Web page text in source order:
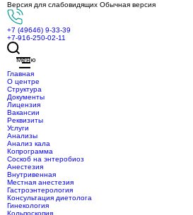
Версия для слабовидящих Обычная версия
+7 (49646) 9-33-39
+7-916-250-02-11
Меню
Главная
О центре
Структура
Документы
Лицензия
Вакансии
Реквизиты
Услуги
Анализы
Анализ кала
Копрограмма
Соскоб на энтеробиоз
Анестезия
Внутривенная
Местная анестезия
Гастроэнтерология
Консультация диетолога
Гинекология
Кольпоскопия